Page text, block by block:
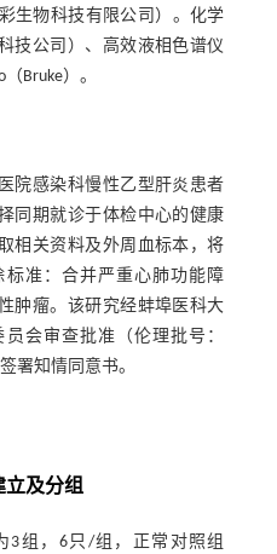
生物科技有限公司）。化学
技公司）、高效液相色谱仪
Bruke）。
院感染科慢性乙型肝炎患者
同期就诊于体检中心的健康
相关资料及外周血标本，将
准：合并严重心肺功能障
肿瘤。该研究经蚌埠医科大
会审查批准（伦理批号：
署知情同意书。
立及分组
3组，6只/组，正常对照组